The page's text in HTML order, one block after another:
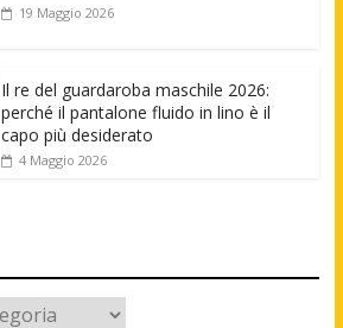
19 Maggio 2026
Il re del guardaroba maschile 2026:
perché il pantalone fluido in lino è il
capo più desiderato
4 Maggio 2026